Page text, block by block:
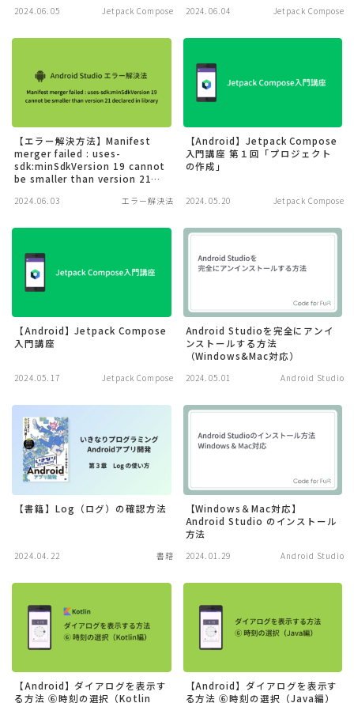
2024.06.05 Jetpack Compose 2024.06.04 Jetpack Compose
【エラー解決方法】Manifest
merger failed : uses-
sdk:minSdkVersion 19 cannot
be smaller than version 21
2024.06.03 エラー解決法
【Android】Jetpack Compose
入門講座 第１回「プロジェクト
の作成」
2024.05.20 Jetpack Compose
【Android】Jetpack Compose
入門講座
2024.05.17 Jetpack Compose
Android Studioを完全にアンイ
ンストールする方法
（Windows&Mac対応）
2024.05.01 Android Studio
【書籍】Log（ログ）の確認方法
2024.04.22 書籍
【Windows＆Mac対応】
Android Studio のインストール
方法
2024.01.29 Android Studio
【Android】ダイアログを表示す
る方法 ⑥時刻の選択（Kotlin
【Android】ダイアログを表示す
る方法 ⑥時刻の選択（Java編）